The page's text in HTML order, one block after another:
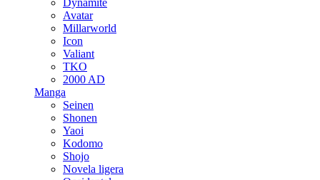
Dynamite
Avatar
Millarworld
Icon
Valiant
TKO
2000 AD
Manga
Seinen
Shonen
Yaoi
Kodomo
Shojo
Novela ligera